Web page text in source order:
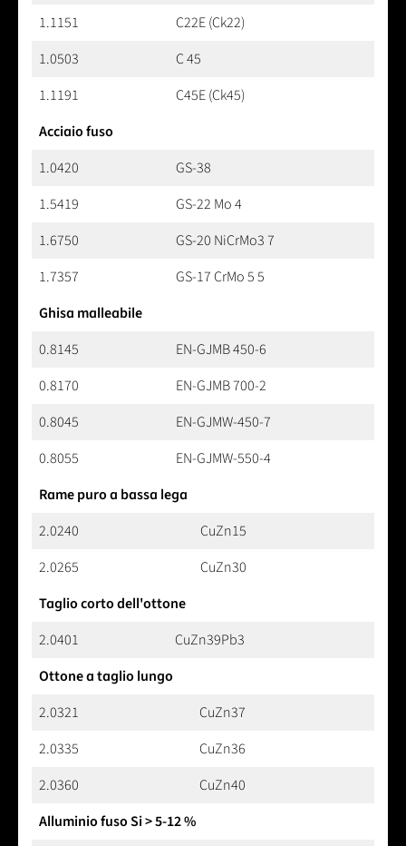
1.1151
C22E (Ck22)
1.0503
C 45
1.1191
C45E (Ck45)
Acciaio fuso
1.0420
GS-38
1.5419
GS-22 Mo 4
1.6750
GS-20 NiCrMo3 7
1.7357
GS-17 CrMo 5 5
Ghisa malleabile
0.8145
EN-GJMB 450-6
0.8170
EN-GJMB 700-2
0.8045
EN-GJMW-450-7
0.8055
EN-GJMW-550-4
Rame puro a bassa lega
2.0240
CuZn15
2.0265
CuZn30
Taglio corto dell'ottone
2.0401
CuZn39Pb3
Ottone a taglio lungo
2.0321
CuZn37
2.0335
CuZn36
2.0360
CuZn40
Alluminio fuso Si > 5-12 %